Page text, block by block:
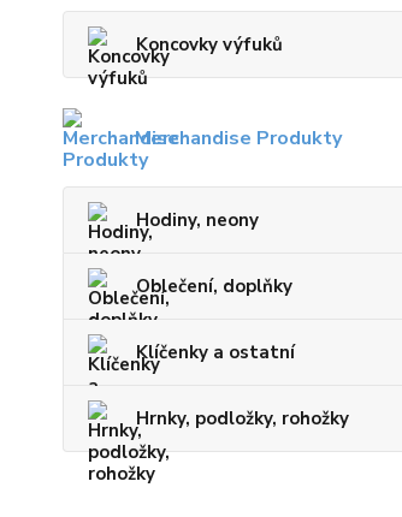
Koncovky výfuků
Merchandise Produkty
Hodiny, neony
Oblečení, doplňky
Klíčenky a ostatní
Hrnky, podložky, rohožky